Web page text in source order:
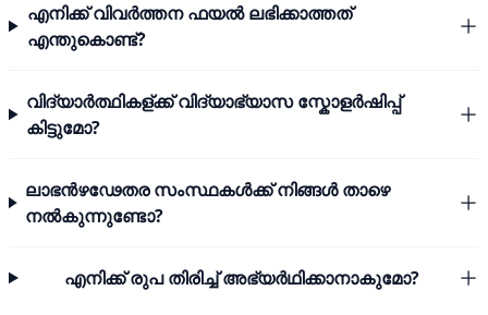
എനിക്ക് വിവർത്തന ഫയൽ ലഭിക്കാത്തത്
എന്തുകൊണ്ട്?
വിദ്യാർത്ഥികള്ക്ക് വിദ്യാഭ്യാസ സ്കോളർഷിപ്പ്
കിട്ടുമോ?
ലാഭൻഴഢേതര സംസ്ഥകൾക്ക് നിങ്ങൾ താഴെ
നൽകുന്നുണ്ടോ?
എനിക്ക് രുപ തിരിച്ച് അഭ്യർഥിക്കാനാകുമോ?